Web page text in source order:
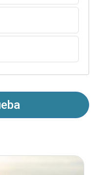
reservados.